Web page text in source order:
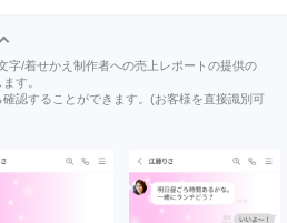
字/着せかえ制作者への売上レポートの提供の
す。
認することができます。(お客様を直接識別可